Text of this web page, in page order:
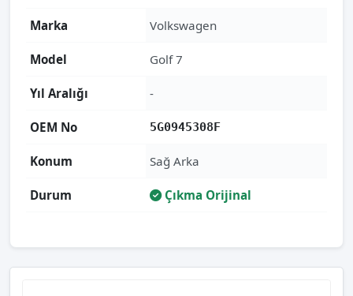
Marka Volkswagen
Model Golf 7
Yıl Aralığı -
OEM No 5G0945308F
Konum Sağ Arka
Durum Çıkma Orijinal